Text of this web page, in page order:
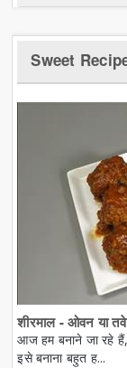
Sweet
शीरमाल - ओवन या
आज हम बनाने जा रहे
इसे बनाना बहुत ह...